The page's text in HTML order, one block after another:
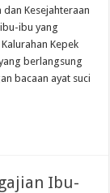
Kesejahteraan
ibu yang
Kepek
berlangsung
bacaan ayat suci
Ibu-